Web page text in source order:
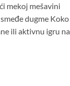
mekoj mešavini
dugme Koko
ili aktivnu igru na